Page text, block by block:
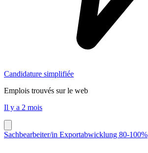
Candidature simplifiée
Emplois trouvés sur le web
Il y a 2 mois
Sachbearbeiter/in Exportabwicklung 80-100%